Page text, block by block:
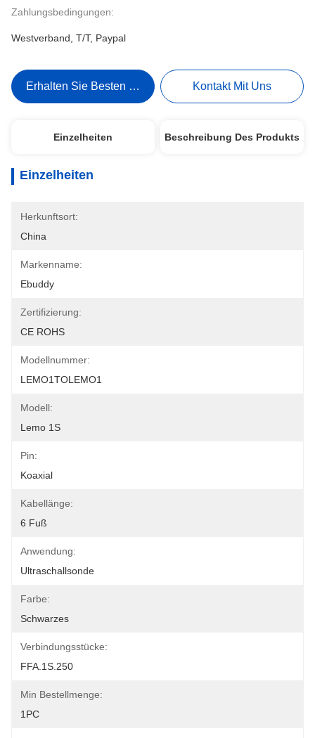
Zahlungsbedingungen:
Westverband, T/T, Paypal
Erhalten Sie Besten Preis Kontakt Mit Uns
Einzelheiten Beschreibung Des Produkts
Einzelheiten
Herkunftsort:
China
Markenname:
Ebuddy
Zertifizierung:
CE ROHS
Modellnummer:
LEMO1TOLEMO1
Modell:
Lemo 1S
Pin:
Koaxial
Kabellänge:
6 Fuß
Anwendung:
Ultraschallsonde
Farbe:
Schwarzes
Verbindungsstücke:
FFA.1S.250
Min Bestellmenge:
1PC